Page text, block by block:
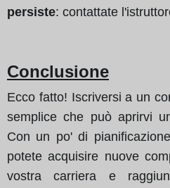
persiste: contattate
Conclusione
Ecco fatto! Iscriversi a un
semplice che può aprirvi
Con un po' di
potete acquisire nuove
vostra carriera e